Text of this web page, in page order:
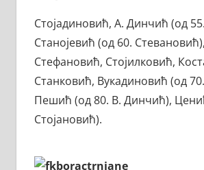
Стојадиновић, А. Динчић (од
Станојевић (од 60.
Стефановић, Стојилковић,
Станковић, Вукадиновић (од
Пешић (од 80. В. Динчић),
Стојановић).